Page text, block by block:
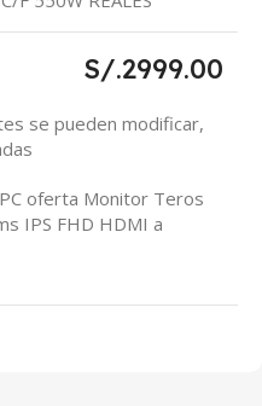
S/.2999.00
se pueden modificar,
oferta Monitor Teros
IPS FHD HDMI a